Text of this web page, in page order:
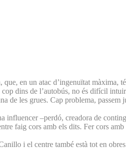
en un atac d’ingenuïtat
dins de l’autobús, no és difícil
de les grues. Cap problema, passem
–perdó, creadora de
faig cors amb els dits. Fer cors
i el centre també està tot en